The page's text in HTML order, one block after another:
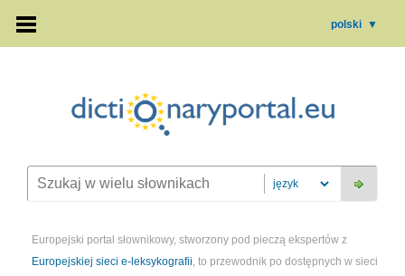
polski ▼
Europejski portal słownikowy, stworzony pod pieczą ekspertów z
Europejskiej sieci e-leksykografii, to przewodnik po dostępnych w sieci